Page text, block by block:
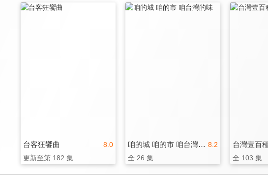
8.0
台客狂饗曲
更新至第 182 集
8.2
咱的城 咱的市 咱台灣的味
全 26 集
台灣壹百
全 103 集